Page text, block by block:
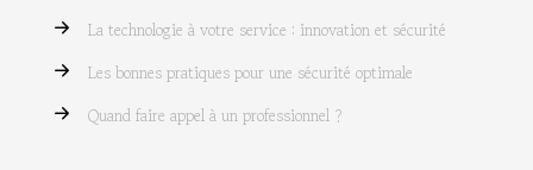
La technologie à votre service : innovation et sécurité
Les bonnes pratiques pour une sécurité optimale
Quand faire appel à un professionnel ?